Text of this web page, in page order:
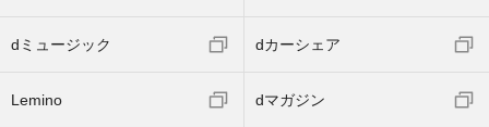
dミュージック dカーシェア
Lemino dマガジン